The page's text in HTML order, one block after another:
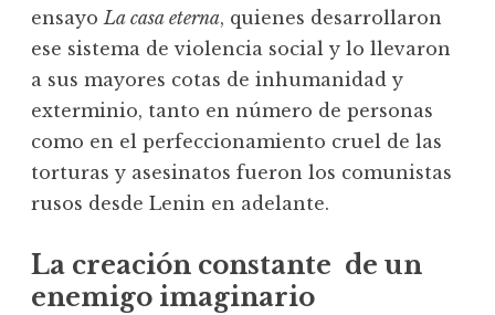
ensayoLa casa eterna, quienes desarrollaron
ese sistema de violencia social y lo llevaron
a sus mayores cotas de inhumanidad y
exterminio, tanto en número de personas
como en el perfeccionamiento cruel de las
torturas y asesinatos fueron los comunistas
rusos desde Lenin en adelante.
La creación constante de un
enemigo imaginario